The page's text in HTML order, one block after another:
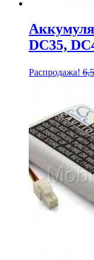
DC35,
Распродажа!